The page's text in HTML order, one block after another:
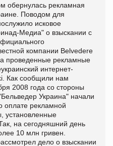
обернулась рекламная
Поводом для
исковое
Медиа" о взыскании с
компании Belvedere
проведенные рекламные
интернет-
Как сообщили нам
2008 года со стороны
Украина" начали
оплате рекламной
установленные
на сегодняшний день
10 млн гривен.
дело о взыскании